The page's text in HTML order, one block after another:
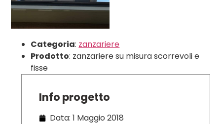
Categoria: zanzariere
Prodotto: zanzariere su misura scorrevoli e
fisse
Info progetto
Data: 1 Maggio 2018